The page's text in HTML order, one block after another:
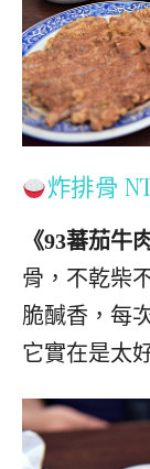
炸排骨
《93蕃茄牛
骨，不乾柴
脆醎香，每
它實在是太